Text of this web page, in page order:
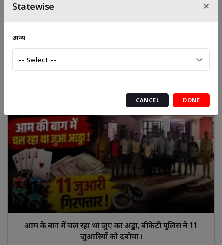
आम के बाग में चल रहा था जुए का अड्डा, बीकेटी पुलिस ने 11
जुआरियों को दबोचा।
Statewise ×
अन्य
CANCEL DONE